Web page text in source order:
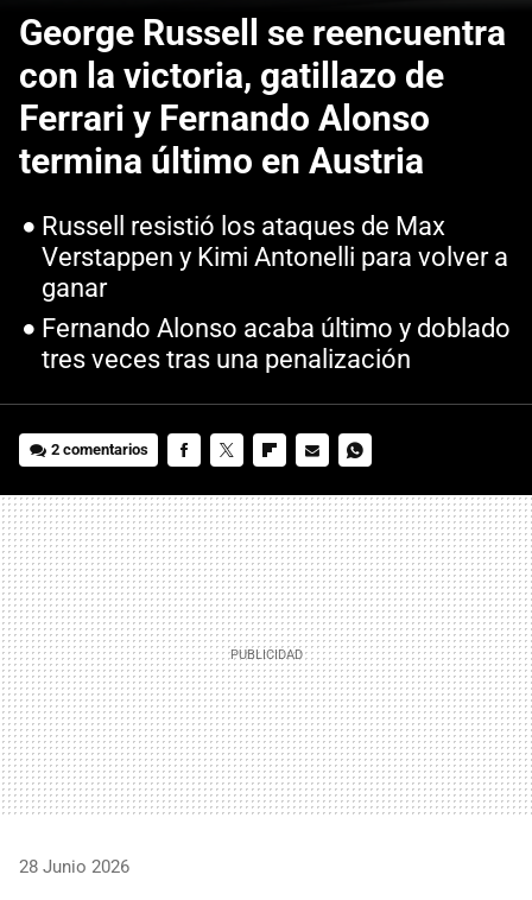
George Russell se reencuentra
con la victoria, gatillazo de
Ferrari y Fernando Alonso
termina último en Austria
Russell resistió los ataques de Max
Verstappen y Kimi Antonelli para volver a
ganar
Fernando Alonso acaba último y doblado
tres veces tras una penalización
2 comentarios
MAIL
28 Junio 2026